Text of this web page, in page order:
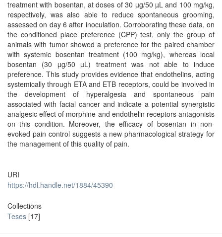
treatment with bosentan, at doses of 30 µg/50 µL and 100 mg/kg,
respectively, was also able to reduce spontaneous grooming,
assessed on day 6 after inoculation. Corroborating these data, on
the conditioned place preference (CPP) test, only the group of
animals with tumor showed a preference for the paired chamber
with systemic bosentan treatment (100 mg/kg), whereas local
bosentan (30 µg/50 µL) treatment was not able to induce
preference. This study provides evidence that endothelins, acting
systemically through ETA and ETB receptors, could be involved in
the development of hyperalgesia and spontaneous pain
associated with facial cancer and indicate a potential synergistic
analgesic effect of morphine and endothelin receptors antagonists
on this condition. Moreover, the efficacy of bosentan in non-
evoked pain control suggests a new pharmacological strategy for
the management of this quality of pain.
URI
https://hdl.handle.net/1884/45390
Collections
Teses [17]